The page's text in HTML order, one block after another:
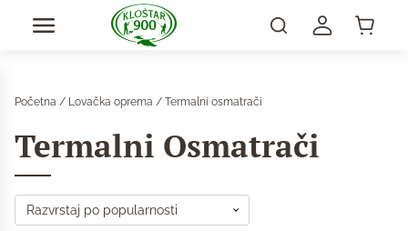
Početna / Lovačka oprema / Termalni osmatrači
Termalni Osmatrači